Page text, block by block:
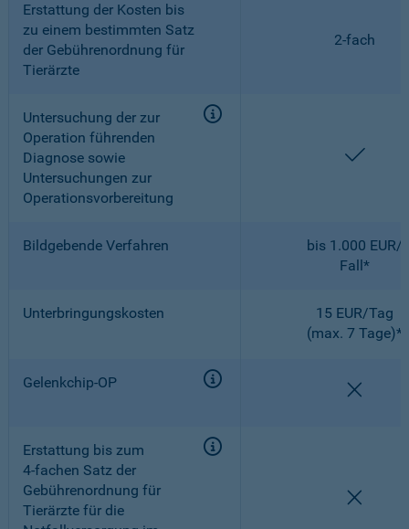
Erstattung der Kosten bis
zu einem bestimmten Satz
der Gebührenordnung für
Tierärzte
2-fach
Untersuchung der zur
Operation führenden
Diagnose sowie
Untersuchungen zur
Operationsvorbereitung
Bildgebende Verfahren
bis 1.000 EUR/
Fall*
Unterbringungskosten
15 EUR/Tag
(max. 7 Tage)*
Gelenkchip-OP
Erstattung bis zum
4-fachen Satz der
Gebührenordnung für
Tierärzte für die